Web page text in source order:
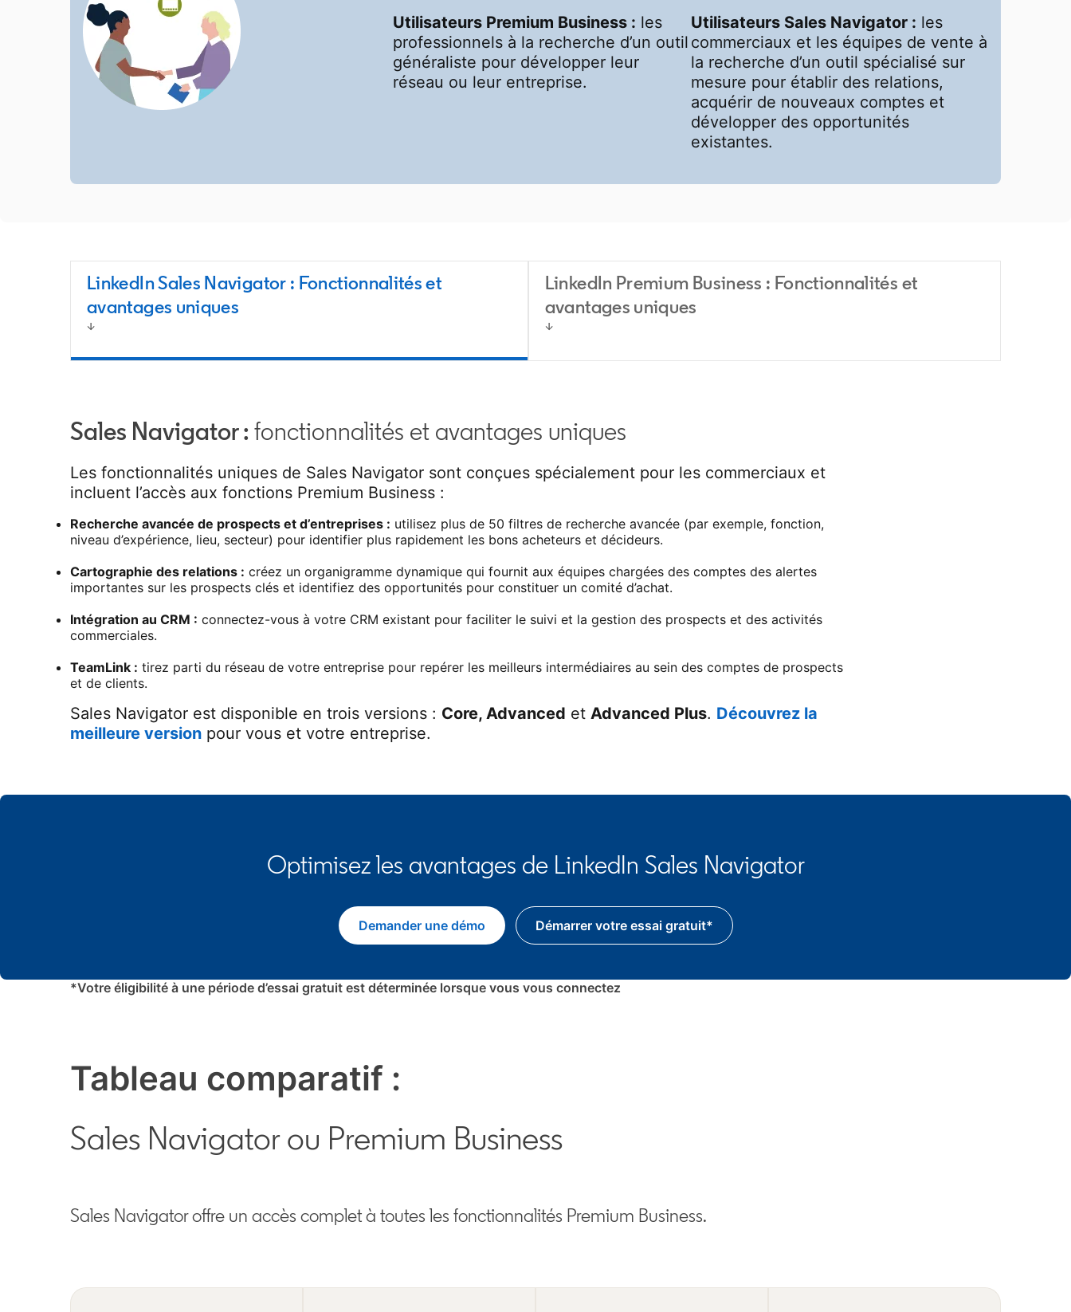
Utilisateurs Premium Business : les
professionnels à la recherche d’un outil
généraliste pour développer leur
réseau ou leur entreprise.
Utilisateurs Sales Navigator : les
commerciaux et les équipes de vente à
la recherche d’un outil spécialisé sur
mesure pour établir des relations,
acquérir de nouveaux comptes et
développer des opportunités
existantes.
LinkedIn Sales Navigator : Fonctionnalités et
avantages uniques
LinkedIn Premium Business : Fonctionnalités et
avantages uniques
Sales Navigator :fonctionnalités et avantages uniques
Les fonctionnalités uniques de Sales Navigator sont conçues spécialement pour les commerciaux et
incluent l’accès aux fonctions Premium Business :
Recherche avancée de prospects et d’entreprises : utilisez plus de 50 filtres de recherche avancée (par exemple, fonction,
niveau d’expérience, lieu, secteur) pour identifier plus rapidement les bons acheteurs et décideurs.
Cartographie des relations : créez un organigramme dynamique qui fournit aux équipes chargées des comptes des alertes
importantes sur les prospects clés et identifiez des opportunités pour constituer un comité d’achat.
Intégration au CRM : connectez-vous à votre CRM existant pour faciliter le suivi et la gestion des prospects et des activités
commerciales.
TeamLink : tirez parti du réseau de votre entreprise pour repérer les meilleurs intermédiaires au sein des comptes de prospects
et de clients.
Sales Navigator est disponible en trois versions : Core, Advanced et Advanced Plus. Découvrez la
meilleure version pour vous et votre entreprise.
Optimisez les avantages de LinkedIn Sales Navigator
Demander une démo Démarrer votre essai gratuit*
opens in a new tab
*Votre éligibilité à une période d’essai gratuit est déterminée lorsque vous vous connectez
Tableau comparatif :
Sales Navigator ou Premium Business
Sales Navigator offre un accès complet à toutes les fonctionnalités Premium Business.